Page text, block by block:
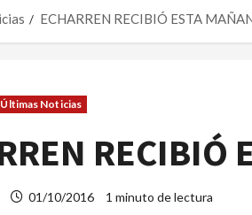
ECHARREN RECIBIÓ ESTA
Últimas Noticias
RECIBIÓ
01/10/2016 1 minuto de lectura